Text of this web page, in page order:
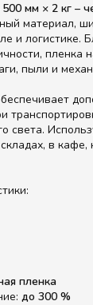
мм × 2 кг –
материал,
и логистике.
пленка
пыли и
света.
в кафе,
пленка
до 300 %